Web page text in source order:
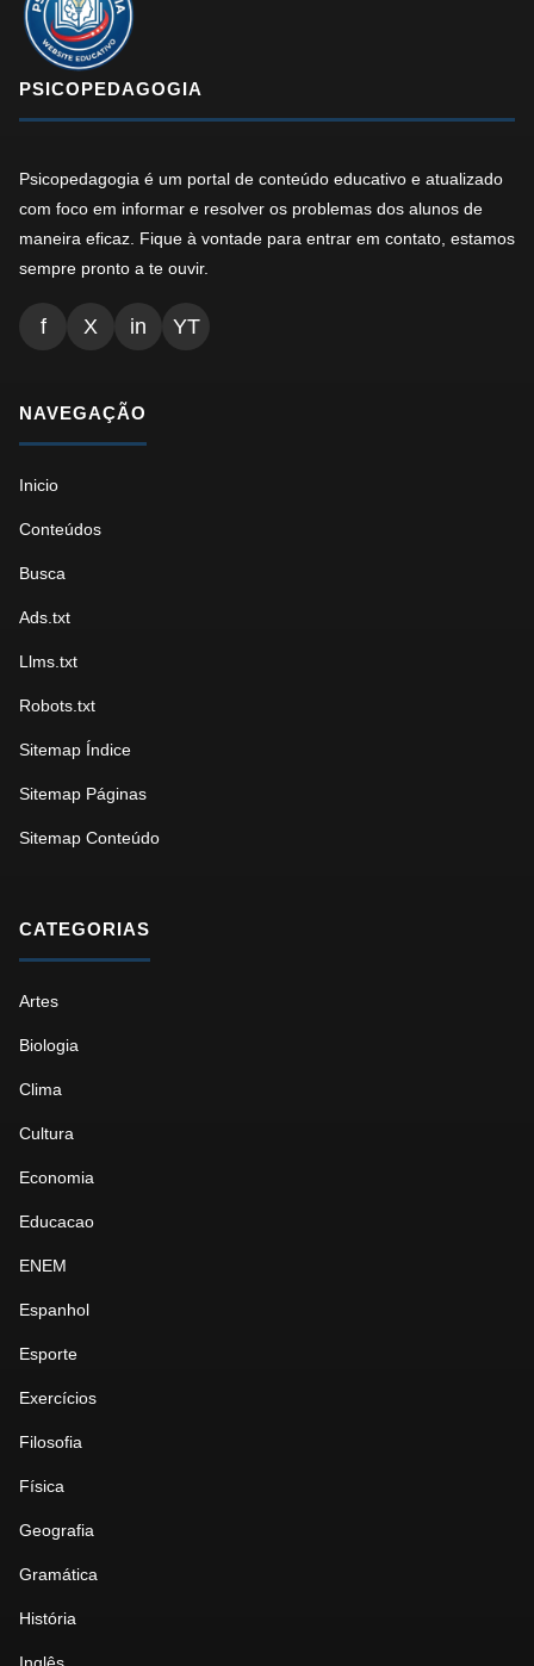
PSICOPEDAGOGIA
Psicopedagogia é um portal de conteúdo educativo e atualizado
com foco em informar e resolver os problemas dos alunos de
maneira eficaz. Fique à vontade para entrar em contato, estamos
sempre pronto a te ouvir.
f X in YT
NAVEGAÇÃO
Inicio
Conteúdos
Busca
Ads.txt
Llms.txt
Robots.txt
Sitemap Índice
Sitemap Páginas
Sitemap Conteúdo
CATEGORIAS
Artes
Biologia
Clima
Cultura
Economia
Educacao
ENEM
Espanhol
Esporte
Exercícios
Filosofia
Física
Geografia
Gramática
História
Inglês